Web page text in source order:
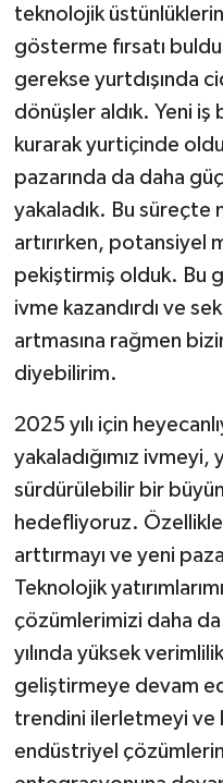
teknolojik
gösterme fırsatı
gerekse yurtdışında
dönüşler aldık. Yeni iş
kurarak yurtiçinde
pazarında da daha
yakaladık. Bu süreçte
artırırken, potansiyel
pekiştirmiş olduk. Bu
ivme kazandırdı ve
artmasına rağmen
diyebilirim.
2025 yılı için
yakaladığımız
sürdürülebilir bir
hedefliyoruz. Özellikle
arttırmayı ve yeni
Teknolojik
çözümlerimizi daha
yılında yüksek
geliştirmeye devam
trendini ilerletmeyi ve
endüstriyel